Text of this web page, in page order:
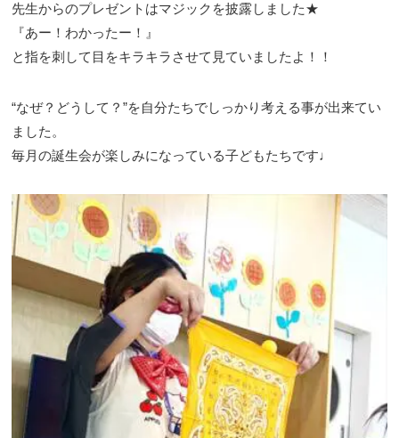
先生からのプレゼントはマジックを披露しました★
『あー！わかったー！』
と指を刺して目をキラキラさせて見ていましたよ！！
“なぜ？どうして？”を自分たちでしっかり考える事が出来てい
ました。
毎月の誕生会が楽しみになっている子どもたちです♩